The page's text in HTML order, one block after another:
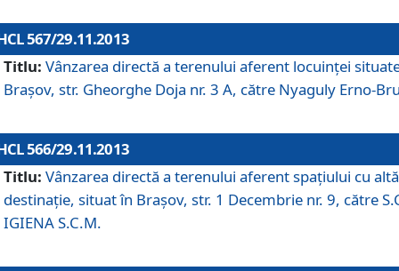
567/29.11.2013
Titlu: Vânzarea directă a terenului aferent locuinţei
Braşov, str. Gheorghe Doja nr. 3 A, către Nyaguly Erno-
566/29.11.2013
Titlu: Vânzarea directă a terenului aferent spaţiului cu altă
destinaţie, situat în Braşov, str. 1 Decembrie nr. 9, către
IGIENA S.C.M.